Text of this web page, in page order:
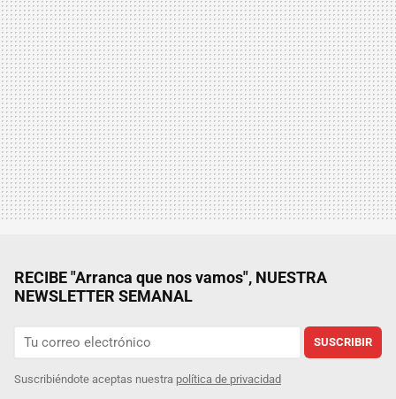
RECIBE "Arranca que nos vamos", NUESTRA
NEWSLETTER SEMANAL
SUSCRIBIR
Suscribiéndote aceptas nuestra política de privacidad